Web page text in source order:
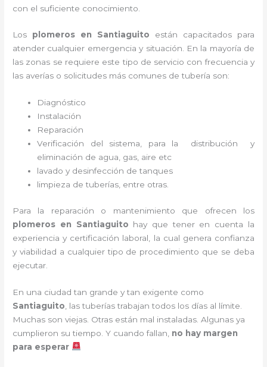
con el suficiente conocimiento.
Los plomeros en Santiaguito están capacitados para
atender cualquier emergencia y situación. En la mayoría de
las zonas se requiere este tipo de servicio con frecuencia y
las averías o solicitudes más comunes de tubería son:
Diagnóstico
Instalación
Reparación
Verificación del sistema, para la distribución y
eliminación de agua, gas, aire etc
lavado y desinfección de tanques
limpieza de tuberías, entre otras.
Para la reparación o mantenimiento que ofrecen los
plomeros en Santiaguito hay que tener en cuenta la
experiencia y certificación laboral, la cual genera confianza
y viabilidad a cualquier tipo de procedimiento que se deba
ejecutar.
En una ciudad tan grande y tan exigente como
Santiaguito , las tuberías trabajan todos los días al límite.
Muchas son viejas. Otras están mal instaladas. Algunas ya
cumplieron su tiempo. Y cuando fallan, no hay margen
para esperar